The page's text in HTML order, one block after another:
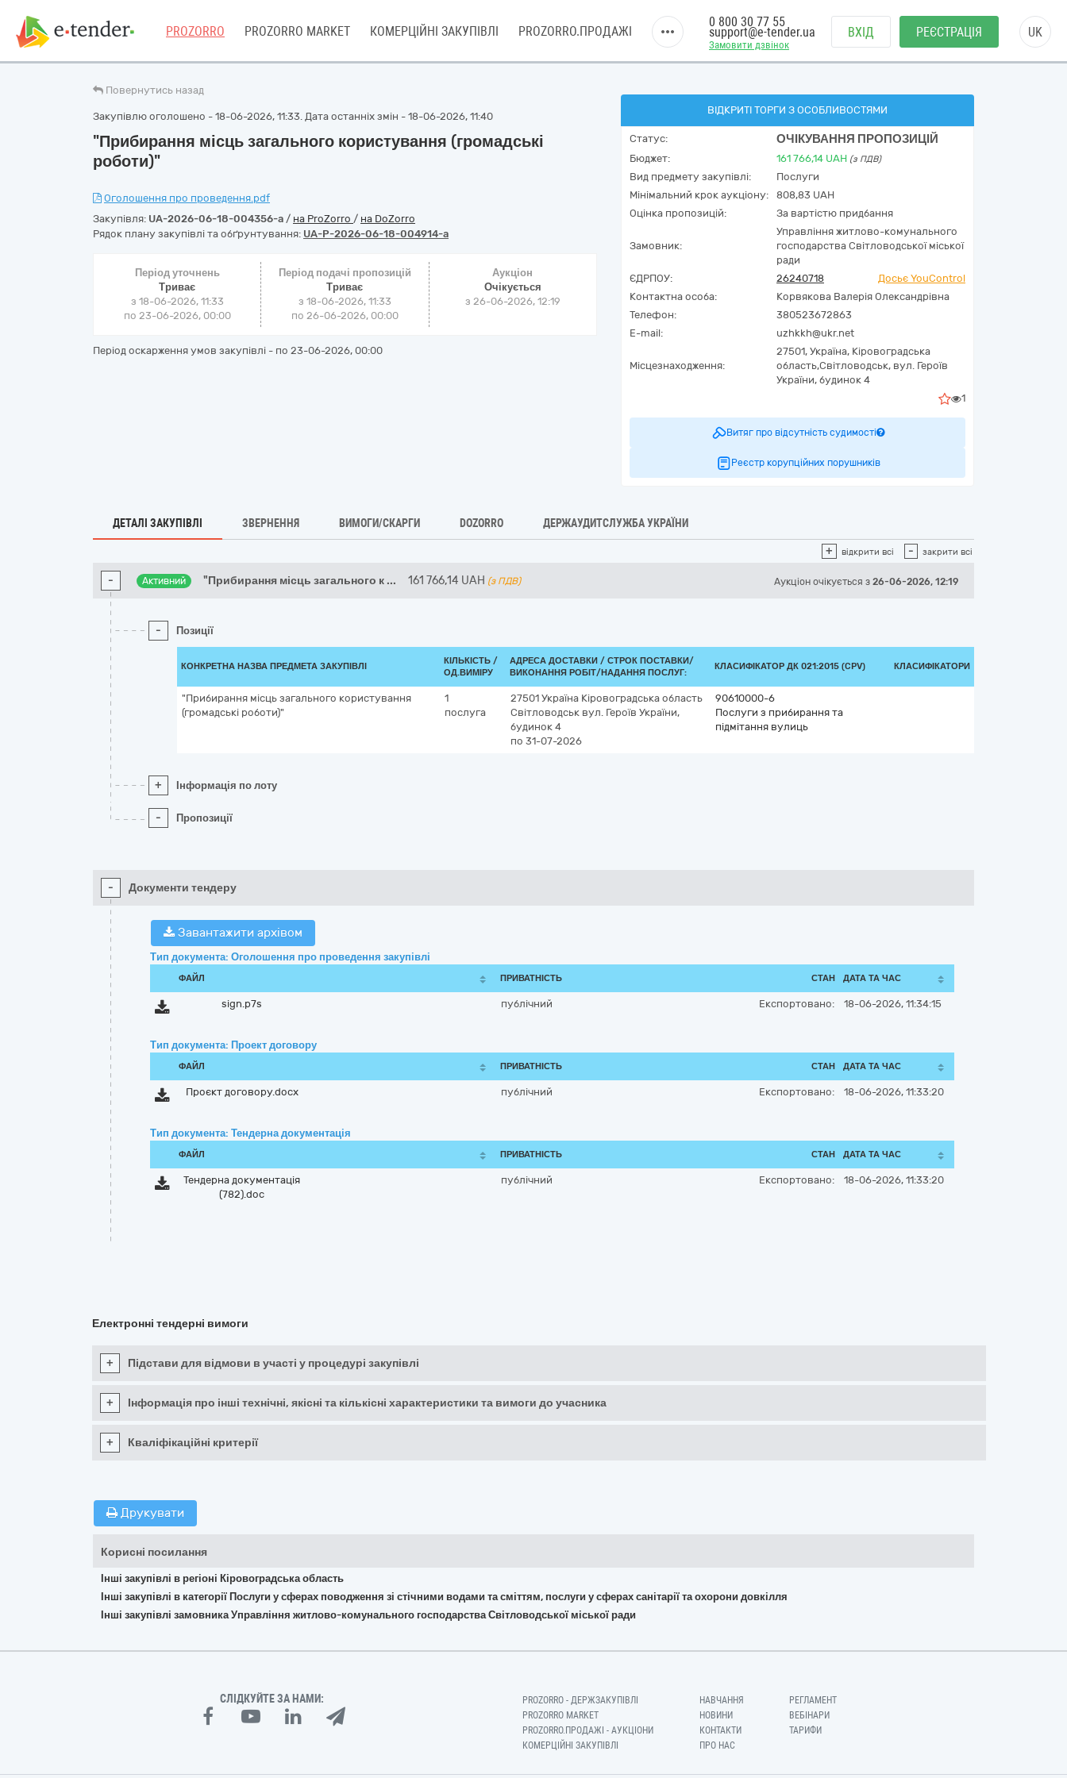
PROZORRO PROZORRO MARKET КОМЕРЦІЙНІ ЗАКУПІВЛІ PROZORRO.ПРОДАЖІ
Замовити дзвінок
0 800 30 77 55
support@e-tender.ua ВХІД РЕЄСТРАЦІЯ UK
Повернутись назад
Закупівлю оголошено - 18-06-2026, 11:33. Дата останніх змін - 18-06-2026, 11:40
"Прибирання місць загального користування (громадські
роботи)"
Оголошення про проведення.pdf
Закупівля: UA-2026-06-18-004356-a / на ProZorro / на DoZorro
Рядок плану закупівлі та обґрунтування: UA-P-2026-06-18-004914-a
Період уточнень
Триває
з 18-06-2026, 11:33
по 23-06-2026, 00:00
Період подачі пропозицій
Триває
з 18-06-2026, 11:33
по 26-06-2026, 00:00
Аукціон
Очікується
з 26-06-2026, 12:19
Період оскарження умов закупівлі - по 23-06-2026, 00:00
ВІДКРИТІ ТОРГИ З ОСОБЛИВОСТЯМИ
Статус: ОЧІКУВАННЯ ПРОПОЗИЦІЙ
Бюджет: 161 766,14 UAH (з ПДВ)
Вид предмету закупівлі:
Послуги
Мінімальний крок аукціону:
808,83 UAH
Оцінка пропозицій:
За вартістю придбання
Замовник:
Управління житлово-комунального
господарства Світловодської міської
ради
ЄДРПОУ:
26240718
Досьє YouControl
Контактна особа:
Корвякова Валерія Олександрівна
Телефон:
380523672863
E-mail:
uzhkkh@ukr.net
Місцезнаходження:
27501, Україна, Кіровоградська
область,Світловодськ, вул. Героїв
України, будинок 4
1
Витяг про відсутність судимості
Реєстр корупційних порушників
ДЕТАЛІ ЗАКУПІВЛІ ЗВЕРНЕННЯ ВИМОГИ/СКАРГИ DOZORRO ДЕРЖАУДИТСЛУЖБА УКРАЇНИ
+ відкрити всі - закрити всі
- Активний "Прибирання місць загального к ... 161 766,14 UAH (з ПДВ) Аукціон очікується з 26-06-2026, 12:19
- Позиції
КОНКРЕТНА НАЗВА ПРЕДМЕТА ЗАКУПІВЛІ
КІЛЬКІСТЬ /
ОД.ВИМІРУ
АДРЕСА ДОСТАВКИ / СТРОК ПОСТАВКИ/
ВИКОНАННЯ РОБІТ/НАДАННЯ ПОСЛУГ:
КЛАСИФІКАТОР ДК 021:2015 (CPV) КЛАСИФІКАТОРИ
"Прибирання місць загального користування
(громадські роботи)"
1
послуга
27501 Україна Кіровоградська область
Світловодськ вул. Героїв України,
будинок 4
по 31-07-2026
90610000-6
Послуги з прибирання та
підмітання вулиць
+ Інформація по лоту
- Пропозиції
- Документи тендеру
Завантажити архівом
Тип документа: Оголошення про проведення закупівлі
ФАЙЛ ПРИВАТНІСТЬ СТАН ДАТА ТА ЧАС
sign.p7s публічний Експортовано: 18-06-2026, 11:34:15
Тип документа: Проект договору
ФАЙЛ ПРИВАТНІСТЬ СТАН ДАТА ТА ЧАС
Проєкт договору.docx публічний Експортовано: 18-06-2026, 11:33:20
Тип документа: Тендерна документація
ФАЙЛ ПРИВАТНІСТЬ СТАН ДАТА ТА ЧАС
Тендерна документація
(782).doc
публічний Експортовано: 18-06-2026, 11:33:20
Електронні тендерні вимоги
+ Підстави для відмови в участі у процедурі закупівлі
+ Інформація про інші технічні, якісні та кількісні характеристики та вимоги до учасника
+ Кваліфікаційні критерії
Друкувати
Корисні посилання
Інші закупівлі в регіоні Кіровоградська область
Інші закупівлі в категорії Послуги у сферах поводження зі стічними водами та сміттям, послуги у сферах санітарії та охорони довкілля
Інші закупівлі замовника Управління житлово-комунального господарства Світловодської міської ради
СЛІДКУЙТЕ ЗА НАМИ:
PROZORRO - ДЕРЖЗАКУПІВЛІ
PROZORRO MARKET
PROZORRO.ПРОДАЖІ - АУКЦІОНИ
КОМЕРЦІЙНІ ЗАКУПІВЛІ
НАВЧАННЯ
НОВИНИ
КОНТАКТИ
ПРО НАС
РЕГЛАМЕНТ
ВЕБІНАРИ
ТАРИФИ